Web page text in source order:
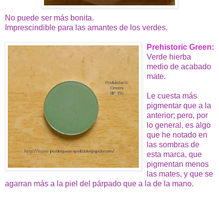
No puede ser más bonita.
Imprescindible para las amantes de los verdes.
Prehistoric Green:
Verde hierba
medio de acabado
mate.
Le cuesta más
pigmentar que a la
anterior; pero, por
lo general, es algo
que he notado en
las sombras de
esta marca, que
pigmentan menos
las mates, y que se
agarran más a la piel del párpado que a la de la mano.